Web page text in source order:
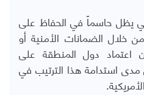
يظل حاسماً في الحفاظ على
خلال الضمانات الأمنية أو
اعتماد دول المنطقة على
استدامة هذا الترتيب في
.